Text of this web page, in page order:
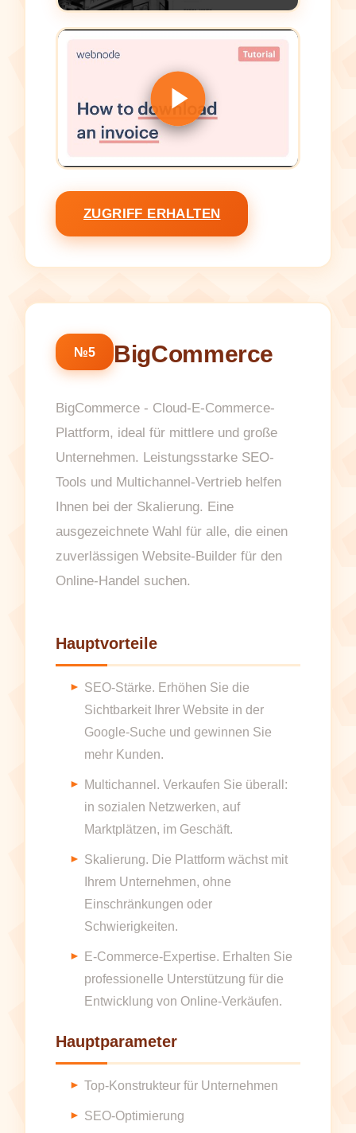
ZUGRIFF ERHALTEN
№5 BigCommerce
BigCommerce - Cloud-E-Commerce-
Plattform, ideal für mittlere und große
Unternehmen. Leistungsstarke SEO-
Tools und Multichannel-Vertrieb helfen
Ihnen bei der Skalierung. Eine
ausgezeichnete Wahl für alle, die einen
zuverlässigen Website-Builder für den
Online-Handel suchen.
Hauptvorteile
SEO-Stärke. Erhöhen Sie die
Sichtbarkeit Ihrer Website in der
Google-Suche und gewinnen Sie
mehr Kunden.
Multichannel. Verkaufen Sie überall:
in sozialen Netzwerken, auf
Marktplätzen, im Geschäft.
Skalierung. Die Plattform wächst mit
Ihrem Unternehmen, ohne
Einschränkungen oder
Schwierigkeiten.
E-Commerce-Expertise. Erhalten Sie
professionelle Unterstützung für die
Entwicklung von Online-Verkäufen.
Hauptparameter
Top-Konstrukteur für Unternehmen
SEO-Optimierung